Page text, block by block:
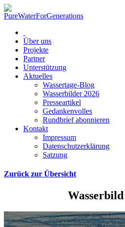
Über uns
Projekte
Partner
Unterstützung
Aktuelles
Wassertage-Blog
Wasserbilder 2026
Presseartikel
Gedankenvolles
Rundbrief abonnieren
Kontakt
Impressum
Datenschutzerklärung
Satzung
Zurück zur Übersicht
Wasserbild